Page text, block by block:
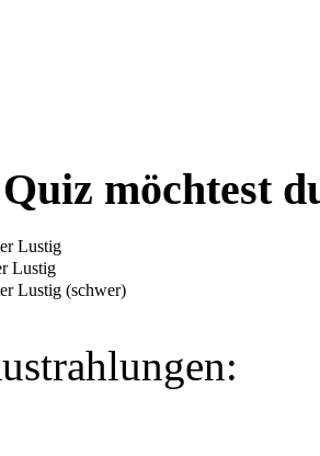
möchtest
Lustig
Lustig
Lustig (schwer)